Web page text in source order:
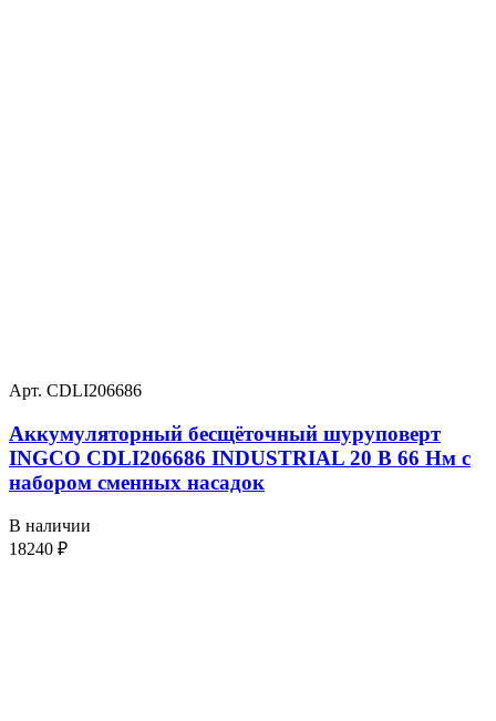
Арт. CDLI206686
Аккумуляторный бесщёточный шуруповерт
INGCO CDLI206686 INDUSTRIAL 20 В 66 Нм с
набором сменных насадок
В наличии
18240 ₽